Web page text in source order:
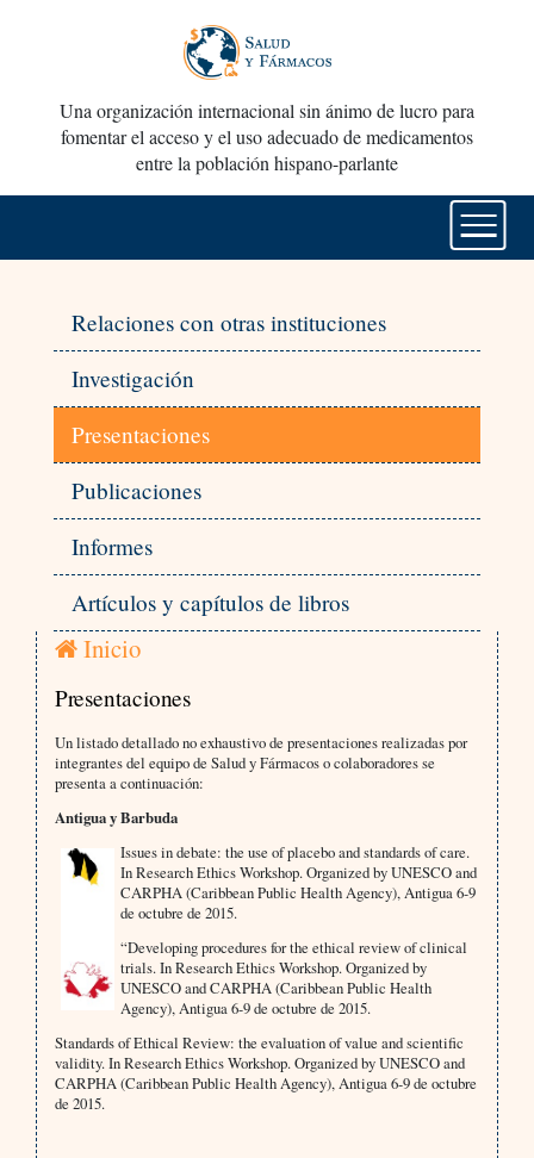
Una organización internacional sin ánimo de lucro para
fomentar el acceso y el uso adecuado de medicamentos
entre la población hispano-parlante
Relaciones con otras instituciones
Investigación
Presentaciones
Publicaciones
Informes
Artículos y capítulos de libros
Inicio
Presentaciones
Un listado detallado no exhaustivo de presentaciones realizadas por
integrantes del equipo de Salud y Fármacos o colaboradores se
presenta a continuación:
Antigua y Barbuda
Issues in debate: the use of placebo and standards of care.
In Research Ethics Workshop. Organized by UNESCO and
CARPHA (Caribbean Public Health Agency), Antigua 6-9
de octubre de 2015.
“Developing procedures for the ethical review of clinical
trials. In Research Ethics Workshop. Organized by
UNESCO and CARPHA (Caribbean Public Health
Agency), Antigua 6-9 de octubre de 2015.
Standards of Ethical Review: the evaluation of value and scientific
validity. In Research Ethics Workshop. Organized by UNESCO and
CARPHA (Caribbean Public Health Agency), Antigua 6-9 de octubre
de 2015.